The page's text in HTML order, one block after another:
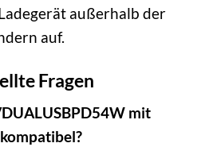
außerhalb der
auf.
Fragen
mit